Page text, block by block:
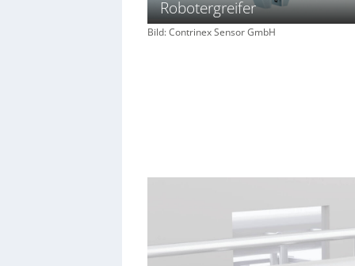
Robotergreifer
Bild: Contrinex Sensor GmbH